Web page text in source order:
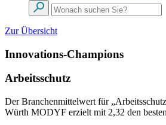
Zur Übersicht
Innovations-Champions
Arbeitsschutz
Der Branchenmittelwert für
Würth MODYF erzielt mit 2,32 den